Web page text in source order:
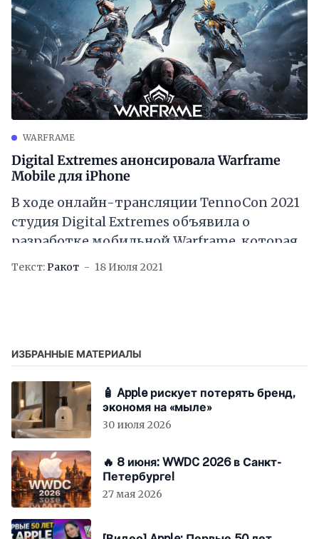
WARFRAME
Digital Extremes анонсировала Warframe
Mobile для iPhone
В ходе онлайн-трансляции TennoCon 2021
студия Digital Extremes объявила о
разработке мобильной Warframe, которая
в скором времени выйдет на iOS и Android.
Текст:Ракот 18 Июля 2021
ИЗБРАННЫЕ МАТЕРИАЛЫ
🧴 Apple рискует потерять бренд,
экономя на «мыле»
30 июля 2026
🔥 8 июня: WWDC 2026 в Санкт-
Петербурге!
27 мая 2026